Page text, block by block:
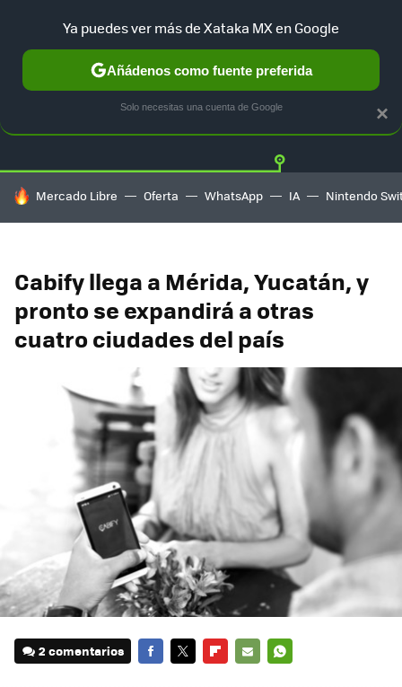
TESLA UBER AUTO ELECTRICO Twitter
HOY SE HABLA DE
Mercado Libre Oferta WhatsApp IA Nintendo
Cabify llega a Mérida, Yucatán, y
pronto se expandirá a otras
cuatro ciudades del país
2 comentarios
×
Ya puedes ver más de Xataka MX en Google
Añádenos como fuente preferida
Solo necesitas una cuenta de Google